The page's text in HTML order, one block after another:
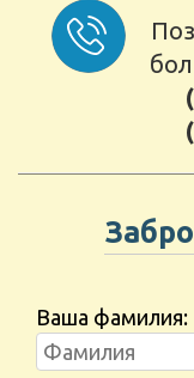
Ваша фамилия: